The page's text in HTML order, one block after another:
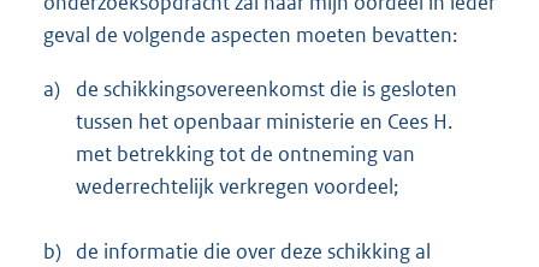
geval de volgende aspecten moeten bevatten:
a)
de schikkingsovereenkomst die is gesloten
tussen het openbaar ministerie en Cees H.
met betrekking tot de ontneming van
wederrechtelijk verkregen voordeel;
b) de informatie die over deze schikking al